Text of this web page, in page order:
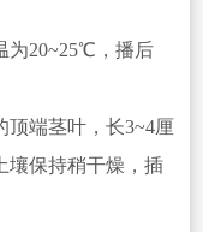
为20~25℃，播后
顶端茎叶，长3~4厘
壤保持稍干燥，插